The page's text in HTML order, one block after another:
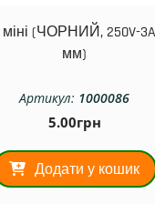
міні (ЧОРНИЙ, 250V-
мм)
Артикул: 1000086
5.00грн
Додати у кошик